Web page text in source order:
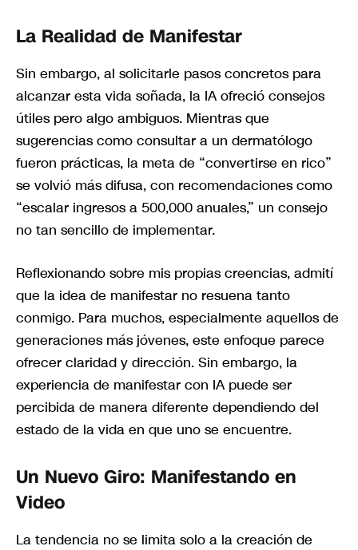
La Realidad de Manifestar
Sin embargo, al solicitarle pasos concretos para
alcanzar esta vida soñada, la IA ofreció consejos
útiles pero algo ambiguos. Mientras que
sugerencias como consultar a un dermatólogo
fueron prácticas, la meta de “convertirse en rico”
se volvió más difusa, con recomendaciones como
“escalar ingresos a 500,000 anuales,” un consejo
no tan sencillo de implementar.
Reflexionando sobre mis propias creencias, admití
que la idea de manifestar no resuena tanto
conmigo. Para muchos, especialmente aquellos de
generaciones más jóvenes, este enfoque parece
ofrecer claridad y dirección. Sin embargo, la
experiencia de manifestar con IA puede ser
percibida de manera diferente dependiendo del
estado de la vida en que uno se encuentre.
Un Nuevo Giro: Manifestando en
Video
La tendencia no se limita solo a la creación de